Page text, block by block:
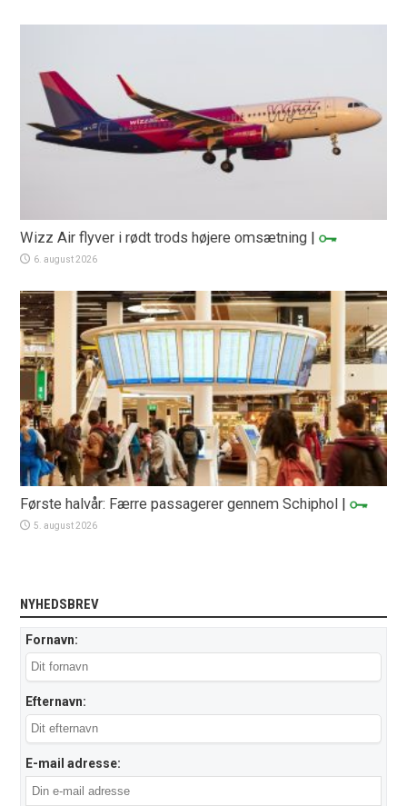
Wizz Air flyver i rødt trods højere omsætning |
6. august 2026
Første halvår: Færre passagerer gennem Schiphol |
5. august 2026
NYHEDSBREV
Fornavn:
Efternavn:
E-mail adresse: